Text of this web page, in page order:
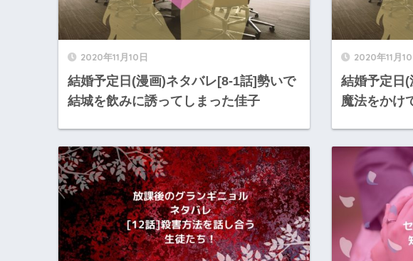
2020年11月10日
結婚予定日(漫画)ネタバレ[8-1話]勢いで
結城を飲みに誘ってしまった佳子
2020年11月
結婚予定日
魔法をかけ